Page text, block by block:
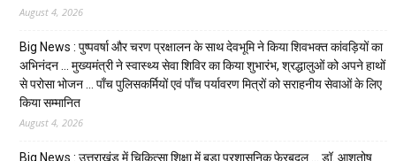
August 4, 2026
Big News : पुष्पवर्षा और चरण प्रक्षालन के साथ देवभूमि ने किया शिवभक्त कांवड़ियों का
अभिनंदन … मुख्यमंत्री ने स्वास्थ्य सेवा शिविर का किया शुभारंभ, श्रद्धालुओं को अपने हाथों
से परोसा भोजन … पाँच पुलिसकर्मियों एवं पाँच पर्यावरण मित्रों को सराहनीय सेवाओं के लिए
किया सम्मानित
August 4, 2026
Big News : उत्तराखंड में चिकित्सा शिक्षा में बड़ा प्रशासनिक फेरबदल … डॉ. आशुतोष